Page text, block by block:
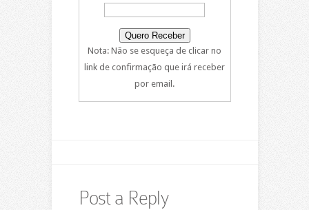
Nota: Não se esqueça de clicar no
link de confirmação que irá receber
por email.
Post a Reply